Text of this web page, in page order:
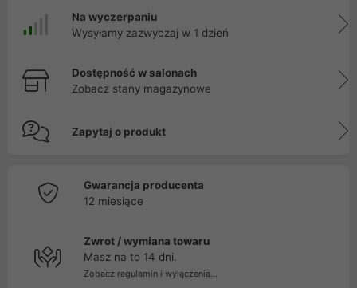
Na wyczerpaniu
Wysyłamy zazwyczaj w 1 dzień
Dostępność w salonach
Zobacz stany magazynowe
Zapytaj o produkt
Gwarancja producenta
12 miesiące
Zwrot / wymiana towaru
Masz na to 14 dni.
Zobacz regulamin i wyłączenia...